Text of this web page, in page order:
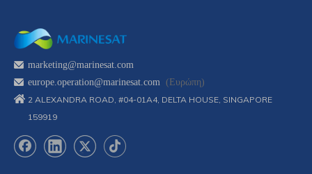
marketing@marinesat.com
europe.operation@marinesat.com (Ευρώπη)
2 ALEXANDRA ROAD, #04-01A4, DELTA HOUSE, SINGAPORE
159919